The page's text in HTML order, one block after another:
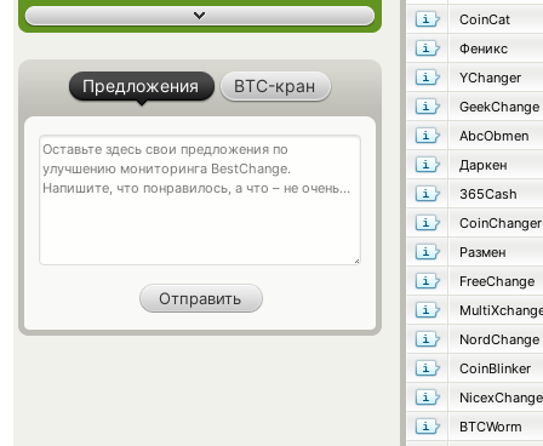
CoinCat
Феникс
YChanger
GeekChange
AbcObmen
Даркен
365Cash
CoinChanger
Размен
FreeChange
NordChange
CoinBlinker
BTCWorm
Предложения BTC-кран